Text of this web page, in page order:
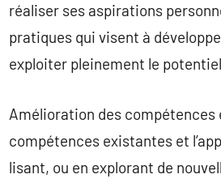
réaliser ses aspirations
pratiques qui visent à
exploiter pleinement le
Amélioration des compétences
compétences existantes et
lisant, ou en explorant de